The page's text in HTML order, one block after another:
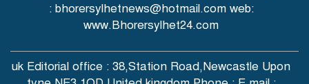
: bhorersylhetnews@hotmail.com web:
www.Bhorersylhet24.com
uk Editorial office : 38,Station Road,Newcastle Upon